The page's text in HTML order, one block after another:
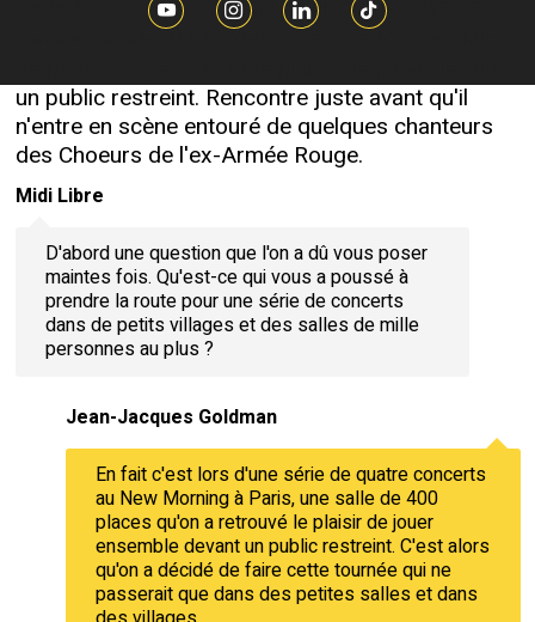
Cette fois il a choisi, toujours en compagnie de
et Michael Jones, de tourner dans
un public restreint. Rencontre juste avant qu'il
n'entre en scène entouré de quelques chanteurs
des Choeurs de l'ex-Armée Rouge.
Midi Libre
D'abord une question que l'on a dû vous poser
maintes fois. Qu'est-ce qui vous a poussé à
prendre la route pour une série de concerts
dans de petits villages et des salles de mille
personnes au plus ?
Jean-Jacques Goldman
En fait c'est lors d'une série de quatre concerts
au New Morning à Paris, une salle de 400
places qu'on a retrouvé le plaisir de jouer
ensemble devant un public restreint. C'est alors
qu'on a décidé de faire cette tournée qui ne
passerait que dans des petites salles et dans